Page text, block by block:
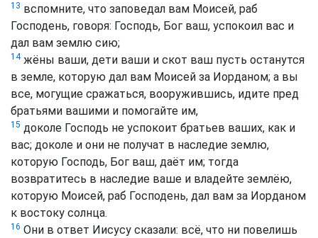
13 вспомните, что заповедал вам Моисей, раб
Господень, говоря: Господь, Бог ваш, успокоил вас и
дал вам землю сию;
14жёны ваши, дети ваши и скот ваш пусть останутся
в земле, которую дал вам Моисей за Иорданом; а вы
все, могущие сражаться, вооружившись, идите пред
братьями вашими и помогайте им,
15 доколе Господь не успокоит братьев ваших, как и
вас; доколе и они не получат в наследие землю,
которую Господь, Бог ваш, даёт им; тогда
возвратитесь в наследие ваше и владейте землёю,
которую Моисей, раб Господень, дал вам за Иорданом
к востоку солнца.
16 Они в ответ Иисусу сказали: всё, что ни повелишь